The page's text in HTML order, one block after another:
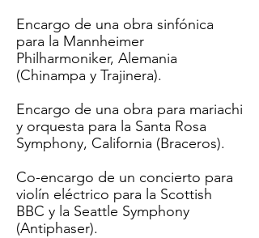
Encargo de una obra sinfónica
para la Mannheimer
Philharmoniker, Alemania
(Chinampa y Trajinera).
Encargo de una obra para mariachi
y orquesta para la Santa Rosa
Symphony, California (Braceros).
Co-encargo de un concierto para
violín eléctrico para la Scottish
BBC y la Seattle Symphony
(Antiphaser).